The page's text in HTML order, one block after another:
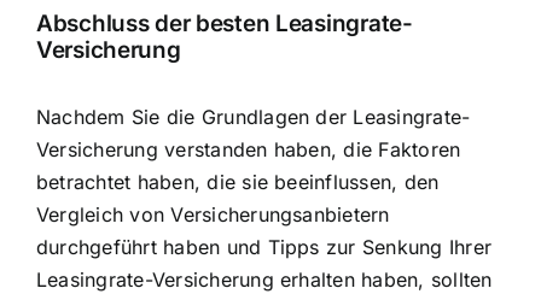
Abschluss der besten Leasingrate-
Versicherung
Nachdem Sie die Grundlagen der Leasingrate-
Versicherung verstanden haben, die Faktoren
betrachtet haben, die sie beeinflussen, den
Vergleich von Versicherungsanbietern
durchgeführt haben und Tipps zur Senkung Ihrer
Leasingrate-Versicherung erhalten haben, sollten